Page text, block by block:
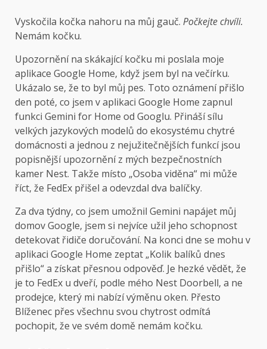
Vyskočila kočka nahoru na můj gauč. Počkejte chvíli.
Nemám kočku.
Upozornění na skákající kočku mi poslala moje
aplikace Google Home, když jsem byl na večírku.
Ukázalo se, že to byl můj pes. Toto oznámení přišlo
den poté, co jsem v aplikaci Google Home zapnul
funkci Gemini for Home od Googlu. Přináší sílu
velkých jazykových modelů do ekosystému chytré
domácnosti a jednou z nejužitečnějších funkcí jsou
popisnější upozornění z mých bezpečnostních
kamer Nest. Takže místo „Osoba viděna“ mi může
říct, že FedEx přišel a odevzdal dva balíčky.
Za dva týdny, co jsem umožnil Gemini napájet můj
domov Google, jsem si nejvíce užil jeho schopnost
detekovat řidiče doručování. Na konci dne se mohu v
aplikaci Google Home zeptat „Kolik balíků dnes
přišlo“ a získat přesnou odpověď. Je hezké vědět, že
je to FedEx u dveří, podle mého Nest Doorbell, a ne
prodejce, který mi nabízí výměnu oken. Přesto
Blíženec přes všechnu svou chytrost odmítá
pochopit, že ve svém domě nemám kočku.